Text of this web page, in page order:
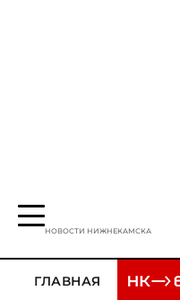
НОВОСТИ НИЖНЕКАМСКА
ГЛАВНАЯ